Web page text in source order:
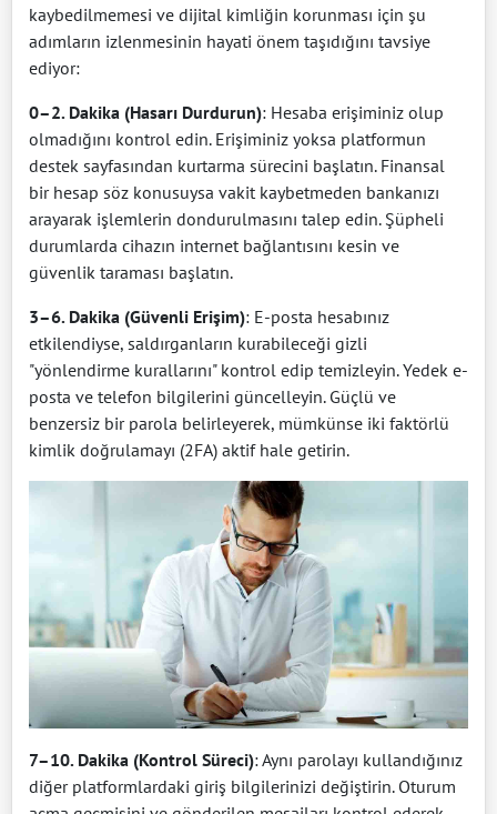
kaybedilmemesi ve dijital kimliğin korunması için şu
adımların izlenmesinin hayati önem taşıdığını tavsiye
ediyor:
0–2. Dakika (Hasarı Durdurun): Hesaba erişiminiz olup
olmadığını kontrol edin. Erişiminiz yoksa platformun
destek sayfasından kurtarma sürecini başlatın. Finansal
bir hesap söz konusuysa vakit kaybetmeden bankanızı
arayarak işlemlerin dondurulmasını talep edin. Şüpheli
durumlarda cihazın internet bağlantısını kesin ve
güvenlik taraması başlatın.
3–6. Dakika (Güvenli Erişim): E-posta hesabınız
etkilendiyse, saldırganların kurabileceği gizli
"yönlendirme kurallarını" kontrol edip temizleyin. Yedek e-
posta ve telefon bilgilerini güncelleyin. Güçlü ve
benzersiz bir parola belirleyerek, mümkünse iki faktörlü
kimlik doğrulamayı (2FA) aktif hale getirin.
7–10. Dakika (Kontrol Süreci): Aynı parolayı kullandığınız
diğer platformlardaki giriş bilgilerinizi değiştirin. Oturum